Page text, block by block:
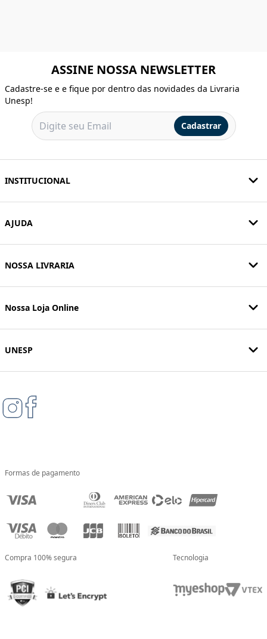
ASSINE NOSSA NEWSLETTER
Cadastre-se e e fique por dentro das novidades da Livraria
Unesp!
Cadastrar
INSTITUCIONAL
AJUDA
NOSSA LIVRARIA
Nossa Loja Online
UNESP
Formas de pagamento
Compra 100% segura Tecnologia